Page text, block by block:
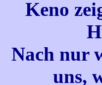
Keno
Nach nur
uns,